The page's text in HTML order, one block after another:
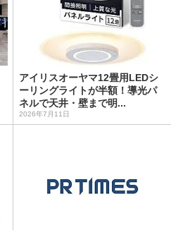
アイリスオーヤマ12畳用LEDシ
ーリングライトが半額！導光パ
ネルで天井・壁まで明...
2026年7月11日